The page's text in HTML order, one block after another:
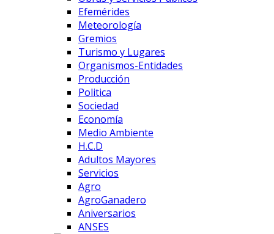
Efemérides
Meteorología
Gremios
Turismo y Lugares
Organismos-Entidades
Producción
Politica
Sociedad
Economía
Medio Ambiente
H.C.D
Adultos Mayores
Servicios
Agro
AgroGanadero
Aniversarios
ANSES